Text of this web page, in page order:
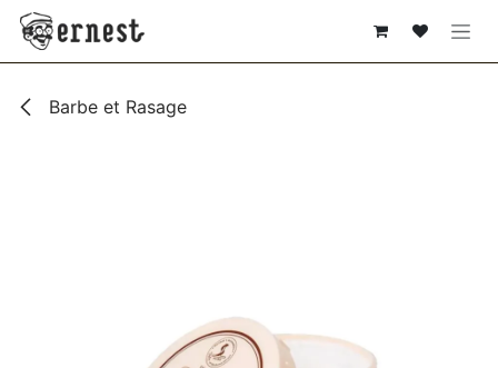
SE RENDRE AU CONTENU
Barbe et Rasage